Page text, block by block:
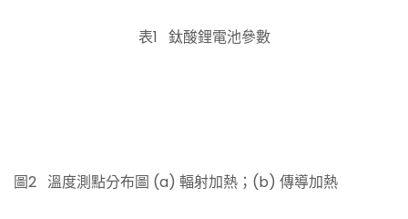
表1 鈦酸鋰電池參數
圖2 溫度測點分布圖 (a) 輻射加熱；(b) 傳導加熱